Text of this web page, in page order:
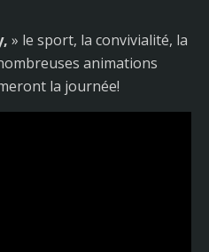
» le sport, la convivialité, la
animations
la journée!